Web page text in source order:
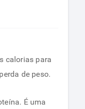
calorias para
de peso.
É uma